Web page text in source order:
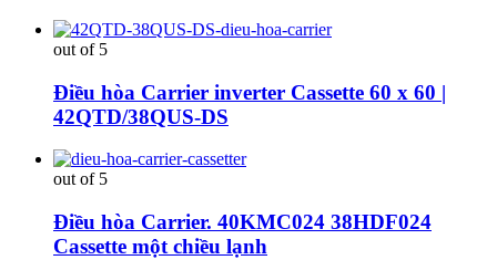
out of 5
Điều hòa Carrier inverter Cassette 60 x 60 |
42QTD/38QUS-DS
out of 5
Điều hòa Carrier. 40KMC024 38HDF024
Cassette một chiều lạnh